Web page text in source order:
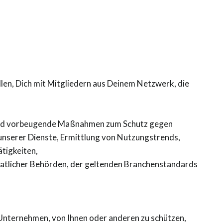
Dich mit Mitgliedern aus Deinem Netzwerk, die
Maßnahmen zum Schutz gegen
Dienste, Ermittlung von Nutzungstrends,
Behörden, der geltenden Branchenstandards
von Ihnen oder anderen zu schützen,